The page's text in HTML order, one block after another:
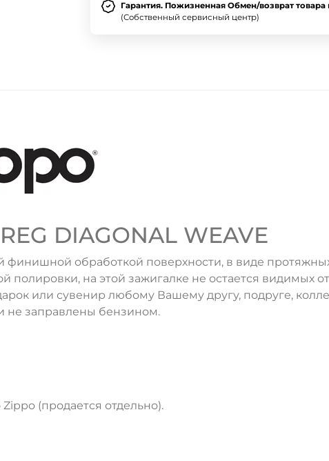
Гарантия. Пожизненная Обмен/возврат товара
(Собственный сервисный центр)
DIAGONAL WEAVE
финишной обработкой поверхности, в виде
на этой зажигалке не остается видимых
или сувенир любому Вашему другу, подруге,
не заправлены бензином.
(продается отдельно).